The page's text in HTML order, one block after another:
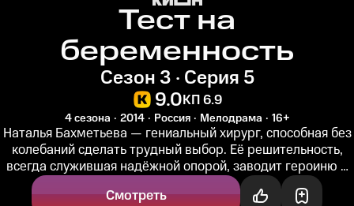
Тест на
беременность
Сезон 3 · Серия 5
9.0КП 6.9
4 сезона 2014 Россия Мелодрама 16+
Наталья Бахметьева — гениальный хирург, способная без
колебаний сделать трудный выбор. Её решительность,
всегда служившая надёжной опорой, заводит героиню в
карьерный тупик:...
Смотреть